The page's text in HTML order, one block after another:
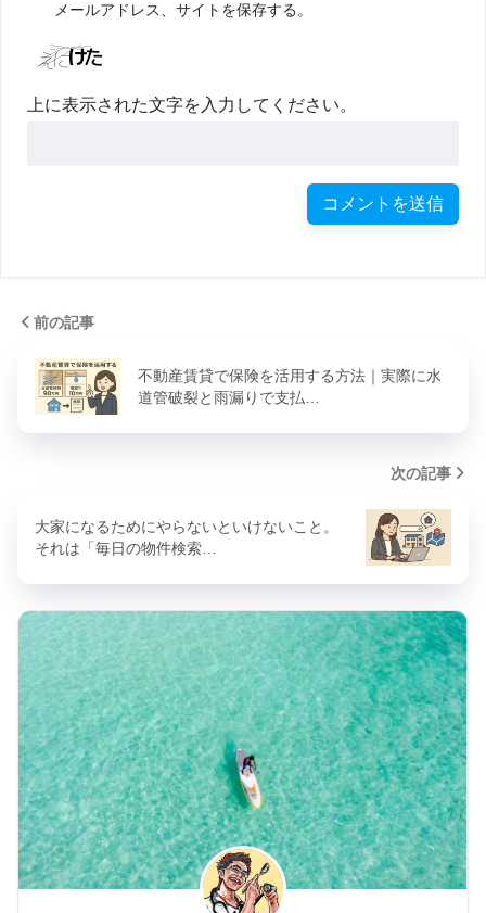
メールアドレス、サイトを保存する。
上に表示された文字を入力してください。
前の記事
不動産賃貸で保険を活用する方法｜実際に水
道管破裂と雨漏りで支払…
次の記事
大家になるためにやらないといけないこと。
それは「毎日の物件検索…